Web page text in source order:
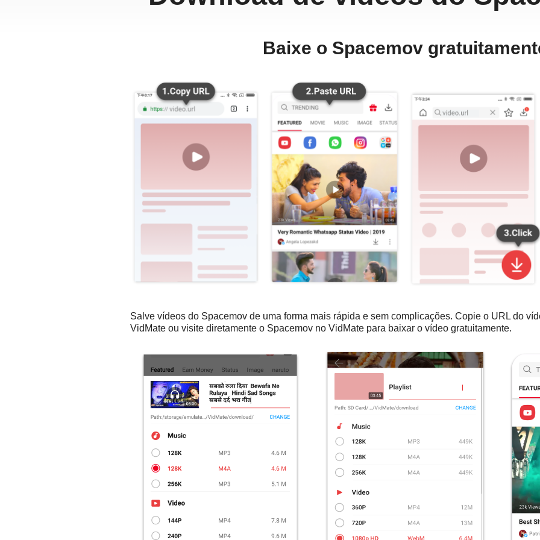
VidMate
Baixe o Spacemov
Salve vídeos do Spacemov de uma forma mais rápida e sem complicações. Copie o URL do
VidMate ou visite diretamente o Spacemov no VidMate para baixar o vídeo gratuitamente.